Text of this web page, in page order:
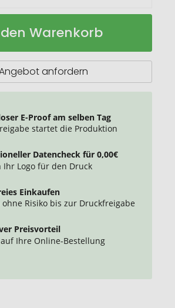
Warenkorb
anfordern
E-Proof am selben Tag
startet die Produktion
Datencheck für 0,00€
Logo für den Druck
Einkaufen
Risiko bis zur Druckfreigabe
Preisvorteil
Ihre Online-Bestellung